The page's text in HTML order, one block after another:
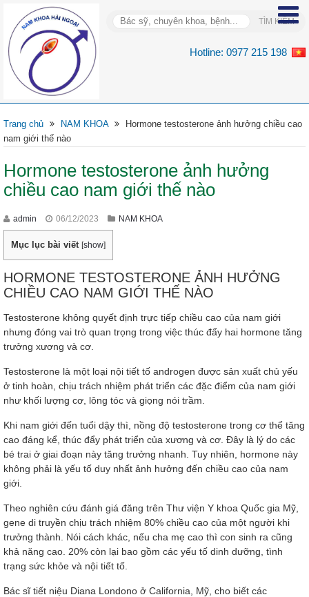
Hotline: 0977 215 198
Trang chủ NAM KHOA
Hormone testosterone ảnh hưởng chiều cao
nam giới thế nào
Hormone testosterone ảnh hưởng
chiều cao nam giới thế nào
admin 06/12/2023 NAM KHOA
Mục lục bài viết [show]
HORMONE TESTOSTERONE ẢNH HƯỞNG
CHIỀU CAO NAM GIỚI THẾ NÀO
Testosterone không quyết định trực tiếp chiều cao của nam giới
nhưng đóng vai trò quan trọng trong việc thúc đẩy hai hormone tăng
trưởng xương và cơ.
Testosterone là một loại nội tiết tố androgen được sản xuất chủ yếu
ở tinh hoàn, chịu trách nhiệm phát triển các đặc điểm của nam giới
như khối lượng cơ, lông tóc và giọng nói trầm.
Khi nam giới đến tuổi dậy thì, nồng độ testosterone trong cơ thể tăng
cao đáng kể, thúc đẩy phát triển của xương và cơ. Đây là lý do các
bé trai ở giai đoạn này tăng trưởng nhanh. Tuy nhiên, hormone này
không phải là yếu tố duy nhất ảnh hưởng đến chiều cao của nam
giới.
Theo nghiên cứu đánh giá đăng trên Thư viện Y khoa Quốc gia Mỹ,
gene di truyền chịu trách nhiệm 80% chiều cao của một người khi
trưởng thành. Nói cách khác, nếu cha mẹ cao thì con sinh ra cũng
khả năng cao. 20% còn lại bao gồm các yếu tố dinh dưỡng, tình
trạng sức khỏe và nội tiết tố.
Bác sĩ tiết niệu Diana Londono ở California, Mỹ, cho biết các